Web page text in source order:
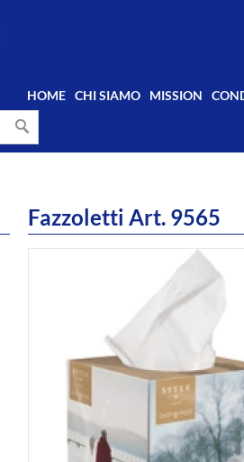
HOME CHI SIAMO MISSION
Fazzoletti Art. 9565